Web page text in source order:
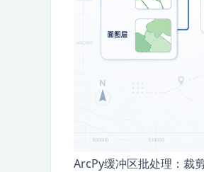
ArcPy缓冲区批处理：裁